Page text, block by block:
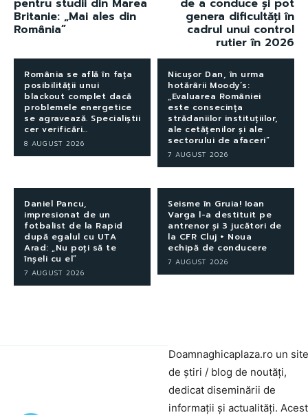
Britanie: „Mai ales din
România”
genera dificultăți în
cadrul unui control
rutier în 2026
România se află în fața
posibilității unui
blackout complet dacă
problemele energetice
se agravează. Specialiștii
cer verificări…
8 AUGUST 2026
Nicușor Dan, în urma
hotărârii Moody’s:
„Evaluarea României
este consecința
strădaniilor instituțiilor,
ale cetățenilor și ale
sectorului de afaceri”
7 AUGUST 2026
Daniel Pancu,
impresionat de un
fotbalist de la Rapid
după egalul cu UTA
Arad: „Nu poți să te
înșeli cu el”
7 AUGUST 2026
Seisme în Gruia! Ioan
Varga l-a destituit pe
antrenor și 3 jucători de
la CFR Cluj + Noua
echipă de conducere
7 AUGUST 2026
Doamnaghicaplaza.ro un site
de știri / blog de noutăți,
dedicat diseminării de
informații și actualități.